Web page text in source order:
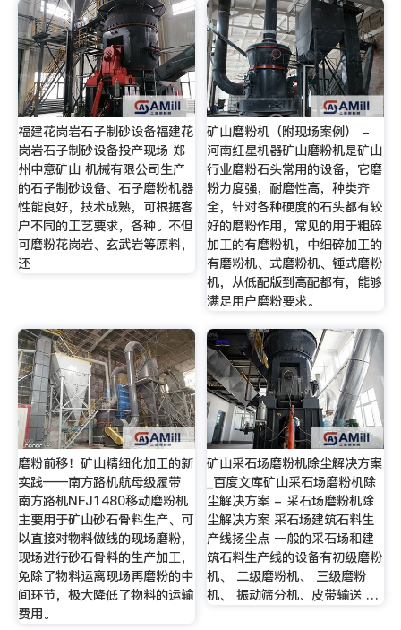
福建花岗岩石子制砂设备福建花
岗岩石子制砂设备投产现场 郑
州中意矿山 机械有限公司生产
的石子制砂设备、石子磨粉机器
性能良好，技术成熟，可根据客
户不同的工艺要求，各种。不但
可磨粉花岗岩、玄武岩等原料，
还
矿山磨粉机（附现场案例） -
河南红星机器矿山磨粉机是矿山
行业磨粉石头常用的设备，它磨
粉力度强，耐磨性高，种类齐
全，针对各种硬度的石头都有较
好的磨粉作用，常见的用于粗碎
加工的有磨粉机，中细碎加工的
有磨粉机、式磨粉机、锤式磨粉
机，从低配版到高配都有，能够
满足用户磨粉要求。
磨粉前移！矿山精细化加工的新
实践——南方路机航母级履带
南方路机NFJ1480移动磨粉机
主要用于矿山砂石骨料生产、可
以直接对物料做线的现场磨粉，
现场进行砂石骨料的生产加工，
免除了物料运离现场再磨粉的中
间环节，极大降低了物料的运输
费用。
矿山采石场磨粉机除尘解决方案
_百度文库矿山采石场磨粉机除
尘解决方案 - 采石场磨粉机除
尘解决方案 采石场建筑石料生
产线扬尘点 一般的采石场和建
筑石料生产线的设备有初级磨粉
机、 二级磨粉机、 三级磨粉
机、 振动筛分机、皮带输送 …